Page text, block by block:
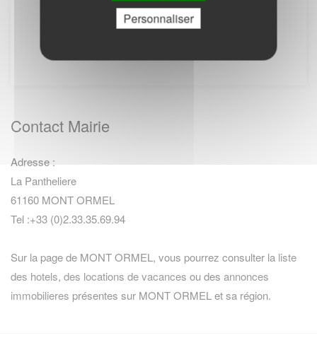
lien direct avecService public. Il vous permet
simplement de vous connecter à leur site
internet. Il ne fournit aucune prestation.
Contact Mairie
Adresse :
La Pantheliere
61160 MONT ORMEL
Tel :+33 (0)2.33.35.69.94
Sur la page de MONT ORMEL, vous pourrez consulter la liste
des hotels, des locations de vacances ou des annonces
immobilieres présentes sur MONT ORMEL et sa région.
Personnaliser